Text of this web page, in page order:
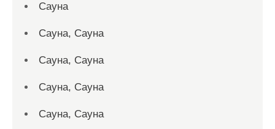
Сауна
Сауна, Сауна
Сауна, Сауна
Сауна, Сауна
Сауна, Сауна